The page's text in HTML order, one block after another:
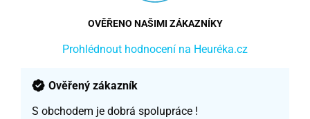
OVĚŘENO NAŠIMI ZÁKAZNÍKY
Prohlédnout hodnocení na Heuréka.cz
Ověřený zákazník
S obchodem je dobrá spolupráce !